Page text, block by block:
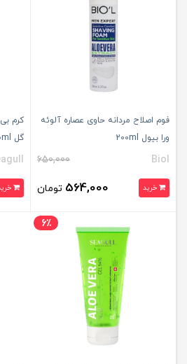
فوم اصلاح مردانه حاوی عصاره آلوئه
ورا بیول 200ml
Biol
650,000
خرید 564,000 تومان
کرم
گل 60ml
خرید
6٪